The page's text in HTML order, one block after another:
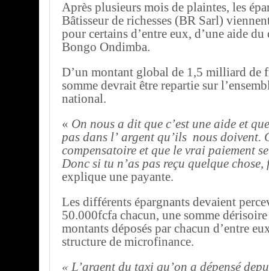
Après plusieurs mois de plaintes, les
Bâtisseur de richesses (BR Sarl)
pour certains d’entre eux, d’une aide
Bongo Ondimba.
D’un montant global de 1,5 milliard de
somme devrait être repartie sur
national.
« On nous a dit que c’est une aide et
pas dans l’ argent qu’ils nous doivent.
compensatoire et que le vrai paiement
Donc si tu n’as pas reçu quelque
explique une payante.
Les différents épargnants devaient
50.000fcfa chacun, une somme
montants déposés par chacun d’entre
structure de microfinance.
« L’argent du taxi qu’on a dépensé